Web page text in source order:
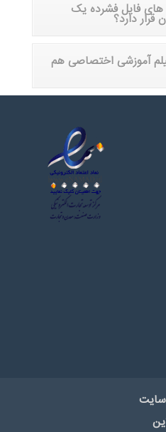
فایل فشرده یک
دارد؟
آموزشی اختصاصی هم
سایت